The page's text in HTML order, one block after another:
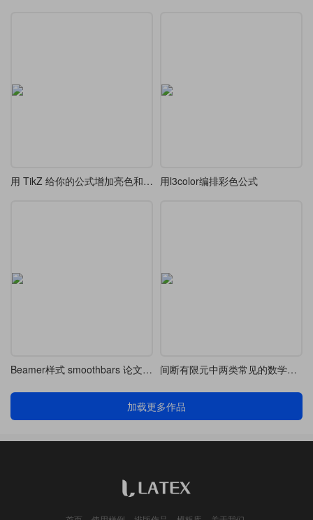
用 TikZ 给你的公式增加亮色和指示标识 用l3color编排彩色公式
Beamer样式 smoothbars 论文汇报 间断有限元中两类常见的数学符号的写法
加载更多作品